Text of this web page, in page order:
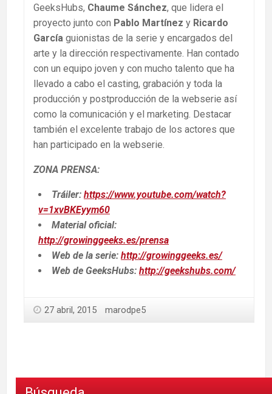
GeeksHubs, Chaume Sánchez, que lidera el
proyecto junto con Pablo Martínez y Ricardo
García guionistas de la serie y encargados del
arte y la dirección respectivamente. Han contado
con un equipo joven y con mucho talento que ha
llevado a cabo el casting, grabación y toda la
producción y postproducción de la webserie así
como la comunicación y el marketing. Destacar
también el excelente trabajo de los actores que
han participado en la webserie.
ZONA PRENSA:
Tráiler: https://www.youtube.com/watch?
v=1xvBKEyym60
Material oficial:
http://growinggeeks.es/prensa
Web de la serie: http://growinggeeks.es/
Web de GeeksHubs: http://geekshubs.com/
27 abril, 2015 marodpe5